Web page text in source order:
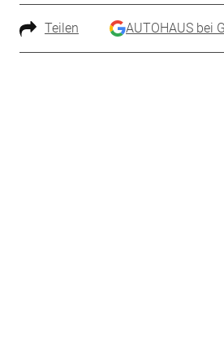
Teilen AUTOHAUS bei